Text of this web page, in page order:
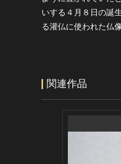
いする４月８日の誕
る灌仏に使われた仏
関連作品